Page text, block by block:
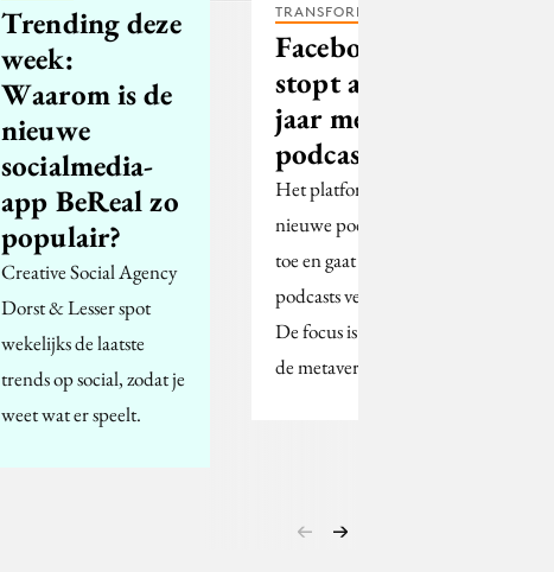
Trending deze
week:
Waarom is de
nieuwe
socialmedia-
app BeReal zo
populair?
Creative Social Agency
Dorst & Lesser spot
wekelijks de laatste
trends op social, zodat je
weet wat er speelt.
TRANSFORMATION
Facebook
stopt al na één
jaar met
podcasts
Het platform laat geen
nieuwe podcasts meer
toe en gaat bestaande
podcasts verwijderen.
De focus is verlegd naar
de metaverse.